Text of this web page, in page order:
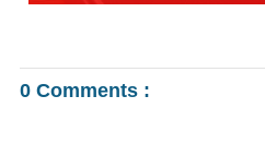
0 Comments :